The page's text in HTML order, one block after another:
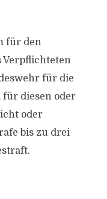
für den
Verpflichteten
für die
für diesen oder
oder
bis zu drei